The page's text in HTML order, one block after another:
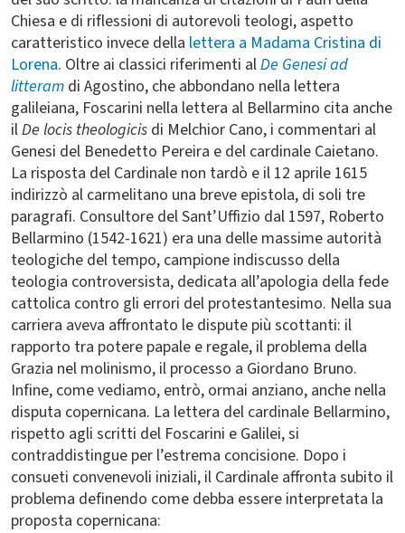
Chiesa e di riflessioni di autorevoli teologi, aspetto
caratteristico invece della lettera a Madama Cristina di
Lorena. Oltre ai classici riferimenti alDe Genesi ad
litteram di Agostino, che abbondano nella lettera
galileiana, Foscarini nella lettera al Bellarmino cita anche
ilDe locis theologicis di Melchior Cano, i commentari al
Genesi del Benedetto Pereira e del cardinale Caietano.
La risposta del Cardinale non tardò e il 12 aprile 1615
indirizzò al carmelitano una breve epistola, di soli tre
paragrafi. Consultore del Sant’Uffizio dal 1597, Roberto
Bellarmino (1542-1621) era una delle massime autorità
teologiche del tempo, campione indiscusso della
teologia controversista, dedicata all’apologia della fede
cattolica contro gli errori del protestantesimo. Nella sua
carriera aveva affrontato le dispute più scottanti: il
rapporto tra potere papale e regale, il problema della
Grazia nel molinismo, il processo a Giordano Bruno.
Infine, come vediamo, entrò, ormai anziano, anche nella
disputa copernicana. La lettera del cardinale Bellarmino,
rispetto agli scritti del Foscarini e Galilei, si
contraddistingue per l’estrema concisione. Dopo i
consueti convenevoli iniziali, il Cardinale affronta subito il
problema definendo come debba essere interpretata la
proposta copernicana: